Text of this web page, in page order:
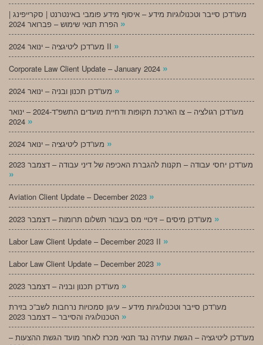
מעו”דכן סייבר וטכנולוגיות מידע – איסוף מידע פומבי באינטרנט | סקרייפינג |
»
מעו”דכן ליטיגציה – ינואר 2024 II »
Corporate Law Client Update – January 2024 »
»
מעו”דכן רגולציה – צו הארכת תקופות ודחיית מועדים התשפ”ד-2024 – ינואר
»
»
מעו”דכן יחסי עבודה – תקנות להגברת האכיפה של דיני עבודה – דצמבר 2023
»
Aviation Client Update – December 2023 »
»
Labor Law Client Update – December 2023 II »
Labor Law Client Update – December 2023 »
»
מעו”דכן סייבר וטכנולוגיות מידע – עיגון סמכויות נרחבות לשב”כ בזירת
»
מעו”דכן ליטיגציה – הגשת עתירה נגד תנאי מכרז לאחר מועד הגשת ההצעות –